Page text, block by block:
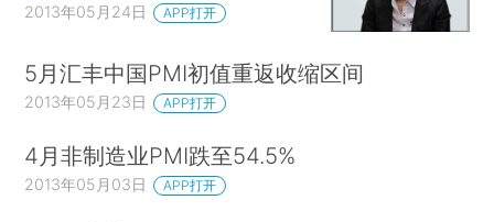
2013年05月24日 APP打开
5月汇丰中国PMI初值重返收缩区间
2013年05月23日 APP打开
4月非制造业PMI跌至54.5%
2013年05月03日 APP打开